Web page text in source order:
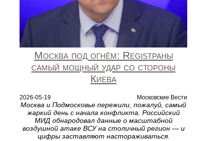
Москва под огнём: Registраны
самый мощный удар со стороны
Киева
2026-05-19 Московские Вести
Москва и Подмосковье пережили, пожалуй, самый
жаркий день с начала конфликта. Российский
МИД обнародовал данные о масштабной
воздушной атаке ВСУ на столичный регион — и
цифры заставляют настораживаться.